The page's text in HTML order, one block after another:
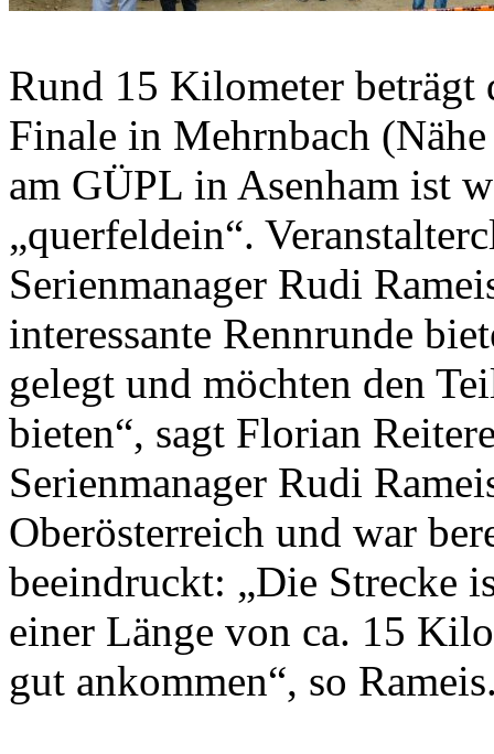
Rund 15 Kilometer beträgt
Finale in Mehrnbach
am GÜPL in Asenham ist
„querfeldein“.
Serienmanager Rudi
interessante Rennrunde
gelegt und möchten den
bieten“, sagt Florian
Serienmanager Rudi
Oberösterreich und war
beeindruckt: „Die Strecke
einer Länge von ca. 15
gut ankommen“, so